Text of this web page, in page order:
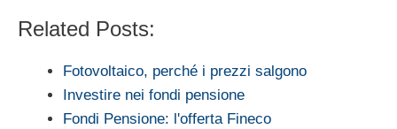
Related Posts:
Fotovoltaico, perché i prezzi salgono
Investire nei fondi pensione
Fondi Pensione: l'offerta Fineco